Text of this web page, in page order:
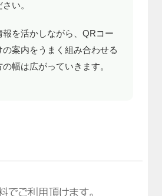
い。
報を活かしながら、QRコー
の案内をうまく組み合わせる
幅は広がっていきます。